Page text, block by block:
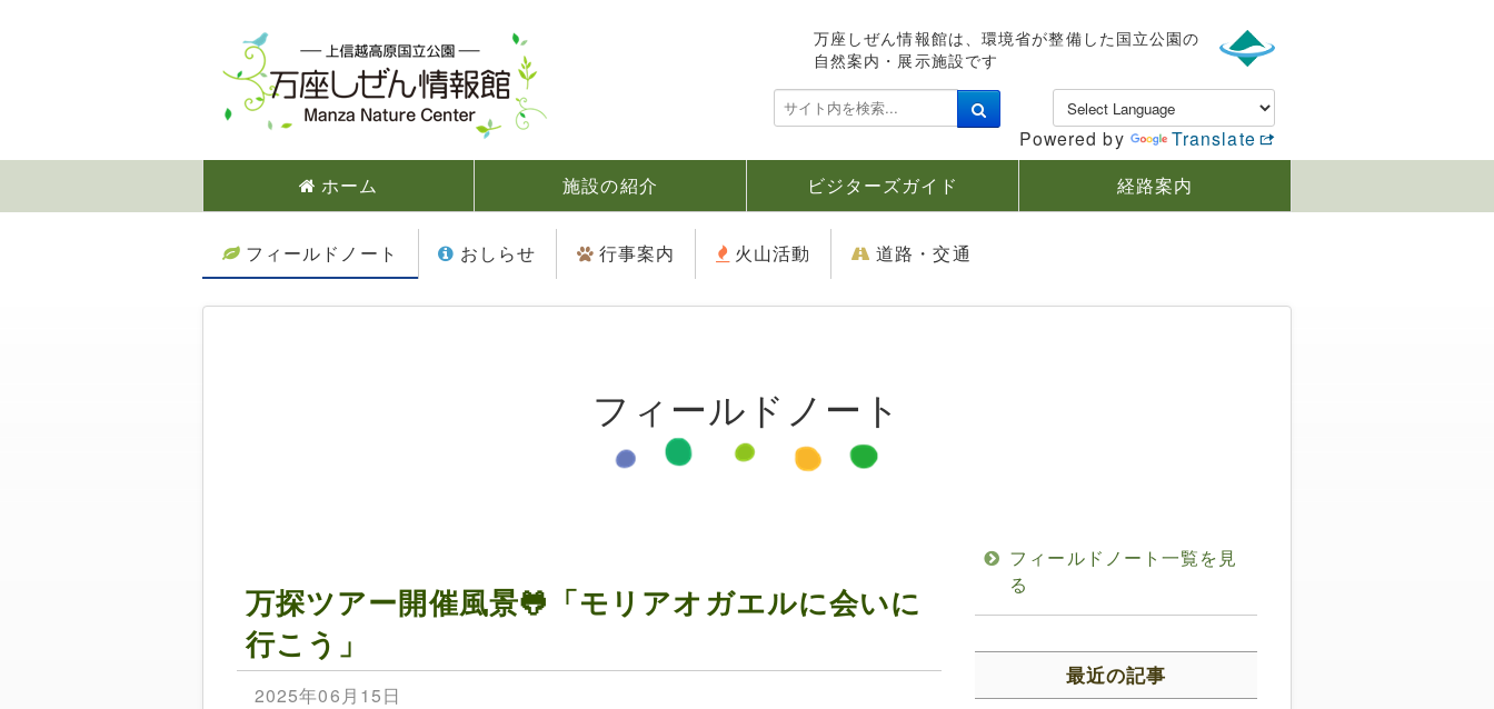
万座しぜん情報館は、環境省が整備した国立公園の
自然案内・展示施設です
検
索
Powered by
Translate
ホーム
施設の紹介 ビジターズガイド 経路案内
フィールドノート おしらせ 行事案内 火山活動 道路・交通
フィールドノート
万探ツアー開催風景🐸「モリアオガエルに会いに
行こう」
2025年06月15日
フィールドノート一覧を見
る
最近の記事